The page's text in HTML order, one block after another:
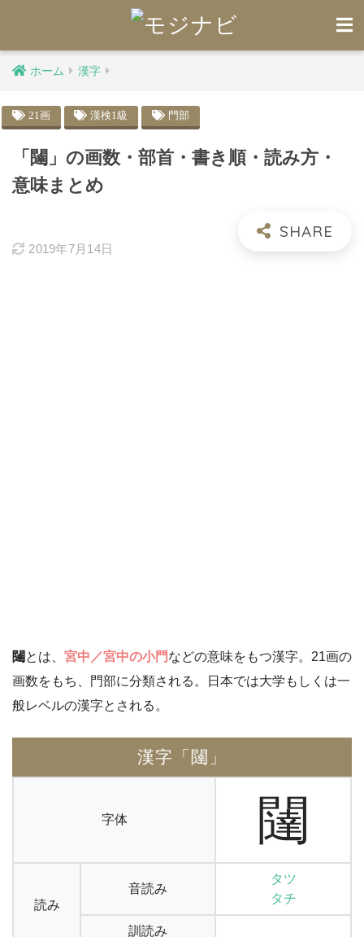
ホーム 漢字
21画 漢検1級 門部
「闥」の画数・部首・書き順・読み方・
意味まとめ
2019年7月14日
闥 とは、 宮中／宮中の小門などの意味をもつ漢字。21画の
画数をもち、門部に分類される。日本では大学もしくは一
般レベルの漢字とされる。
漢字「闥」
字体 闥
読み
音読み
タツ
タチ
訓読み